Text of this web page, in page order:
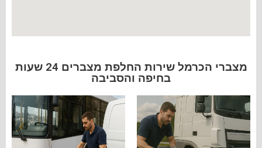
מצברי הכרמל שירות החלפת מצברים 24 שעות
בחיפה והסביבה